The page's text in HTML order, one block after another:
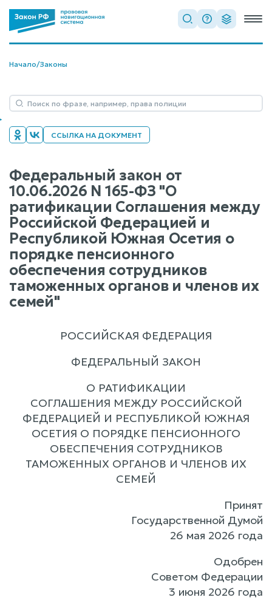
Начало/Законы
ССЫЛКА НА ДОКУМЕНТ
Федеральный закон от
10.06.2026 N 165-ФЗ "О
ратификации Соглашения между
Российской Федерацией и
Республикой Южная Осетия о
порядке пенсионного
обеспечения сотрудников
таможенных органов и членов их
семей"
РОССИЙСКАЯ ФЕДЕРАЦИЯ
ФЕДЕРАЛЬНЫЙ ЗАКОН
О РАТИФИКАЦИИ
СОГЛАШЕНИЯ МЕЖДУ РОССИЙСКОЙ
ФЕДЕРАЦИЕЙ И РЕСПУБЛИКОЙ ЮЖНАЯ
ОСЕТИЯ О ПОРЯДКЕ ПЕНСИОННОГО
ОБЕСПЕЧЕНИЯ СОТРУДНИКОВ
ТАМОЖЕННЫХ ОРГАНОВ И ЧЛЕНОВ ИХ
СЕМЕЙ
Принят
Государственной Думой
26 мая 2026 года
Одобрен
Советом Федерации
3 июня 2026 года